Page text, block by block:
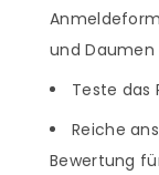
und Daumen
Teste das
Reiche
Bewertung